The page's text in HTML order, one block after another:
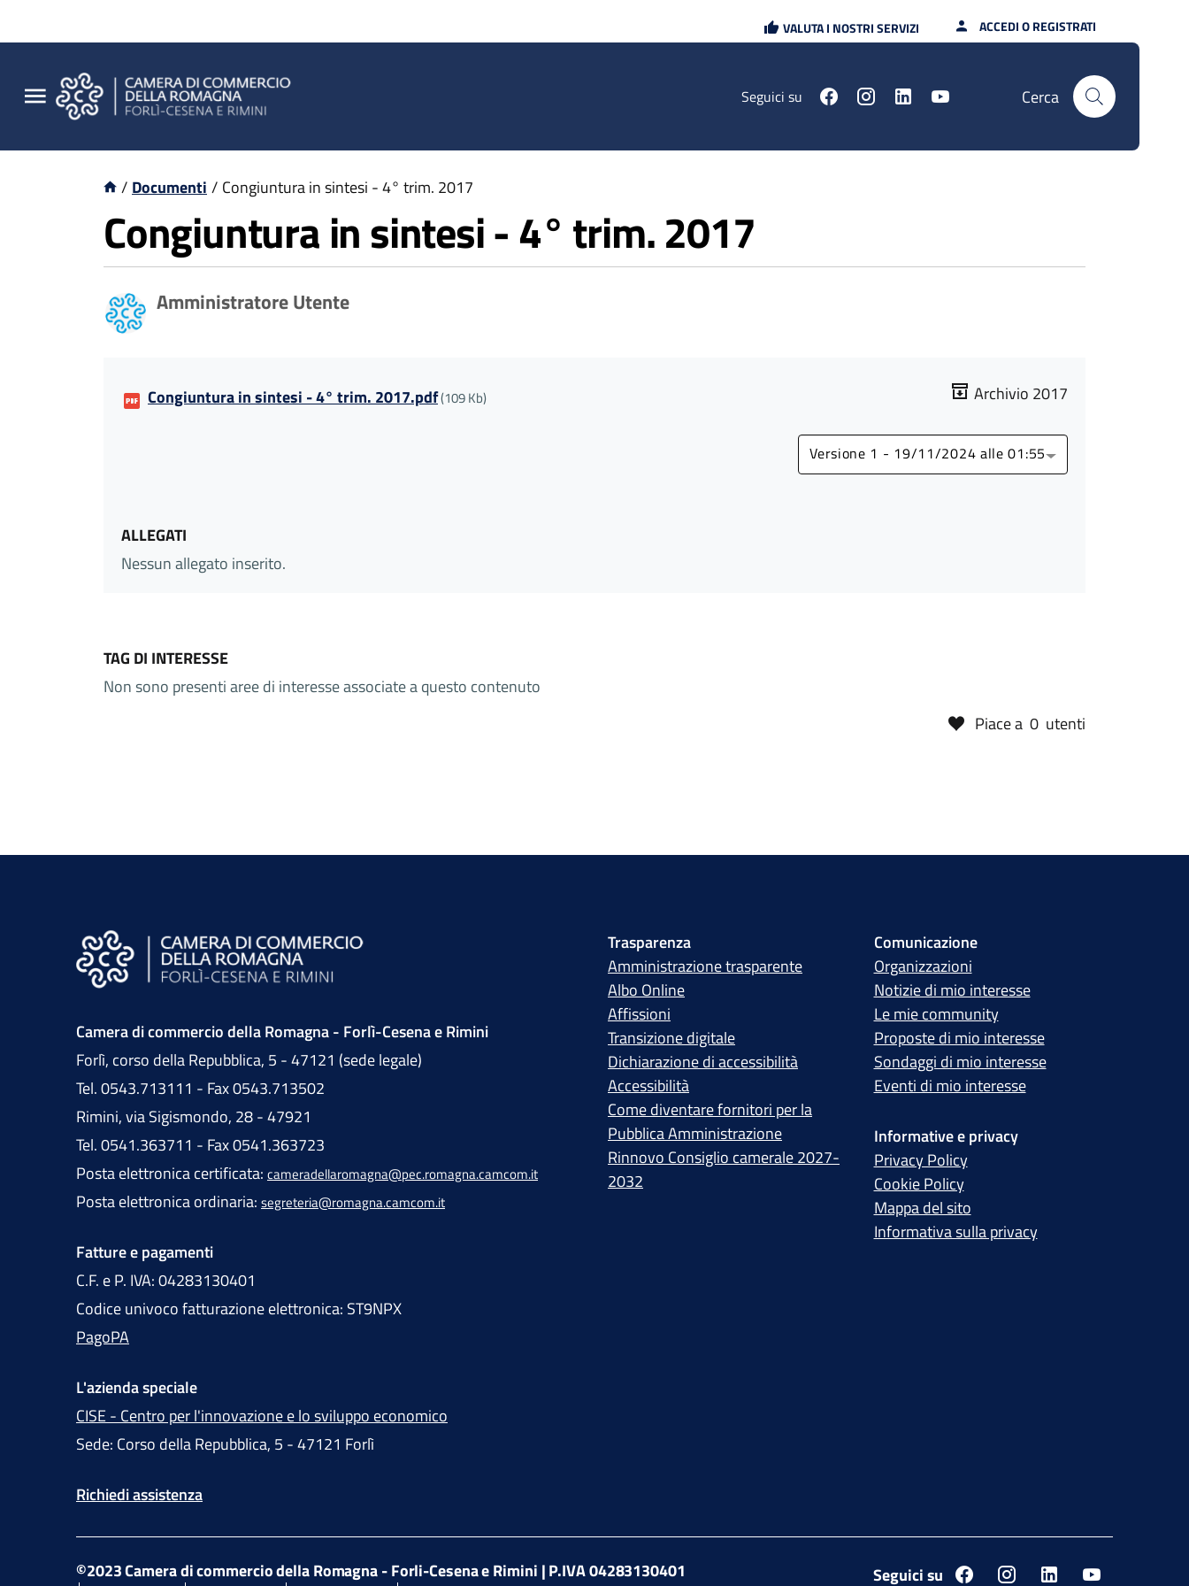
VALUTA I NOSTRI SERVIZI ACCEDI O REGISTRATI
Seguici su Cerca
/ Documenti / Congiuntura in sintesi - 4° trim. 2017
Congiuntura in sintesi - 4° trim. 2017
Amministratore Utente
Congiuntura in sintesi - 4° trim. 2017.pdf(109 Kb) Archivio 2017
Versione 1 - 19/11/2024 alle 01:55
ALLEGATI
Nessun allegato inserito.
TAG DI INTERESSE
Non sono presenti aree di interesse associate a questo contenuto
Piace a 0 utenti
Camera di commercio della Romagna - Forlì-Cesena e Rimini
Forlì, corso della Repubblica, 5 - 47121 (sede legale)
Tel. 0543.713111 - Fax 0543.713502
Rimini, via Sigismondo, 28 - 47921
Tel. 0541.363711 - Fax 0541.363723
Posta elettronica certificata: cameradellaromagna@pec.romagna.camcom.it
Posta elettronica ordinaria: segreteria@romagna.camcom.it
Fatture e pagamenti
C.F. e P. IVA: 04283130401
Codice univoco fatturazione elettronica: ST9NPX
PagoPA
L'azienda speciale
CISE - Centro per l'innovazione e lo sviluppo economico
Sede: Corso della Repubblica, 5 - 47121 Forlì
Trasparenza
Amministrazione trasparente
Albo Online
Affissioni
Transizione digitale
Dichiarazione di accessibilità
Accessibilità
Come diventare fornitori per la
Pubblica Amministrazione
Rinnovo Consiglio camerale 2027-
2032
Comunicazione
Organizzazioni
Notizie di mio interesse
Le mie community
Proposte di mio interesse
Sondaggi di mio interesse
Eventi di mio interesse
Informative e privacy
Privacy Policy
Cookie Policy
Mappa del sito
Informativa sulla privacy
Richiedi assistenza
©2023 Camera di commercio della Romagna - Forli-Cesena e Rimini | P.IVA 04283130401
Seguici su